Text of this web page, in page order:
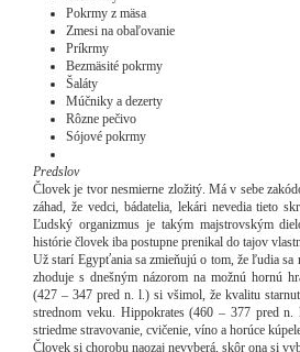
Pokrmy z mäsa
Zmesi na obaľovanie
Príkrmy
Bezmäsité pokrmy
Šaláty
Múčniky a dezerty
Rôzne pečivo
Sójové pokrmy
Predslov
Človek je tvor nesmierne zložitý. Má v sebe
záhad, že vedci, bádatelia, lekári nevedia tieto
Ľudský organizmus je takým majstrovským
histórie človek iba postupne prenikal do tajov
Už starí Egypťania sa zmieňujú o tom, že ľudia
zhoduje s dnešným názorom na možnú hornú
(427 – 347 pred n. l.) si všimol, že kvalitu
strednom veku. Hippokrates (460 – 377 pred
striedme stravovanie, cvičenie, víno a horúce
Človek si chorobu naozaj nevyberá, skôr ona si